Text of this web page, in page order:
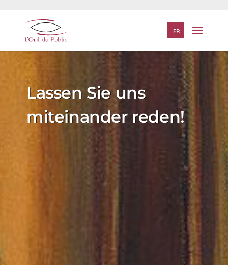
FR
Lassen Sie uns
miteinander reden!